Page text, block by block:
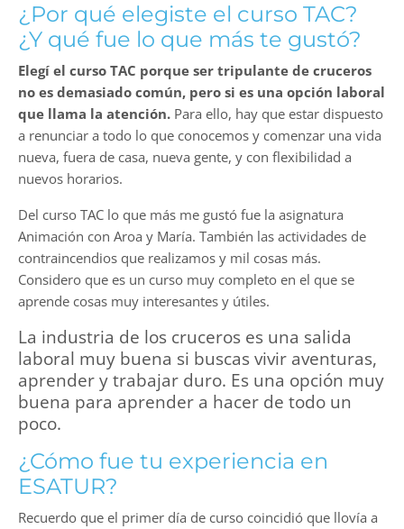
¿Por qué elegiste el curso TAC?
¿Y qué fue lo que más te gustó?
Elegí el curso TAC porque ser tripulante de cruceros
no es demasiado común, pero si es una opción laboral
que llama la atención. Para ello, hay que estar dispuesto
a renunciar a todo lo que conocemos y comenzar una vida
nueva, fuera de casa, nueva gente, y con flexibilidad a
nuevos horarios.
Del curso TAC lo que más me gustó fue la asignatura
Animación con Aroa y María. También las actividades de
contraincendios que realizamos y mil cosas más.
Considero que es un curso muy completo en el que se
aprende cosas muy interesantes y útiles.
La industria de los cruceros es una salida
laboral muy buena si buscas vivir aventuras,
aprender y trabajar duro. Es una opción muy
buena para aprender a hacer de todo un
poco.
¿Cómo fue tu experiencia en
ESATUR?
Recuerdo que el primer día de curso coincidió que llovía a